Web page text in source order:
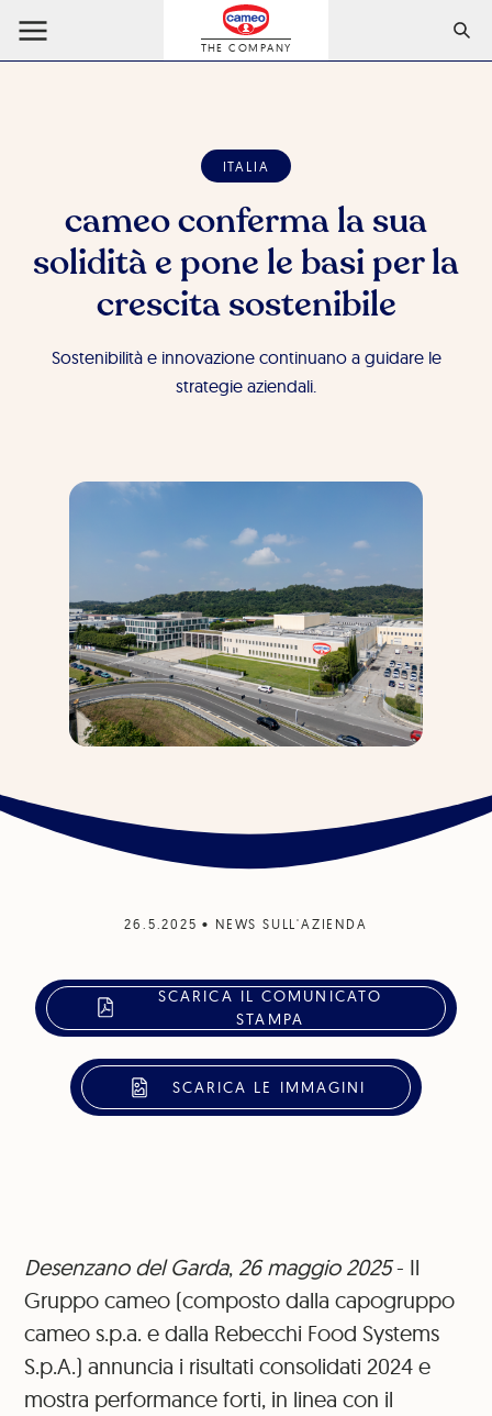
THE COMPANY
ITALIA
cameo conferma la sua
solidità e pone le basi per la
crescita sostenibile
Sostenibilità e innovazione continuano a guidare le
strategie aziendali.
26.5.2025 • NEWS SULL'AZIENDA
SCARICA IL COMUNICATO
STAMPA
SCARICA LE IMMAGINI
Desenzano del Garda, 26 maggio 2025- Il
Gruppo cameo (composto dalla capogruppo
cameo s.p.a. e dalla Rebecchi Food Systems
S.p.A.) annuncia i risultati consolidati 2024 e
mostra performance forti, in linea con il